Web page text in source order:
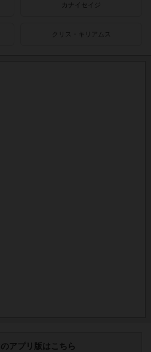
カナイセイジ
クリス・キリアムス
アプリ版はこちら